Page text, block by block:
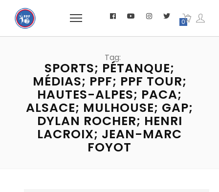
0
Tag:
SPORTS; PÉTANQUE;
MÉDIAS; PPF; PPF TOUR;
HAUTES-ALPES; PACA;
ALSACE; MULHOUSE; GAP;
DYLAN ROCHER; HENRI
LACROIX; JEAN-MARC
FOYOT